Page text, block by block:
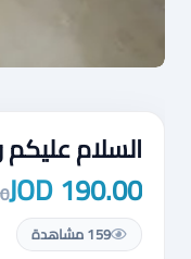
السلام عليكم
190.00 JOD
159 مشاهدة